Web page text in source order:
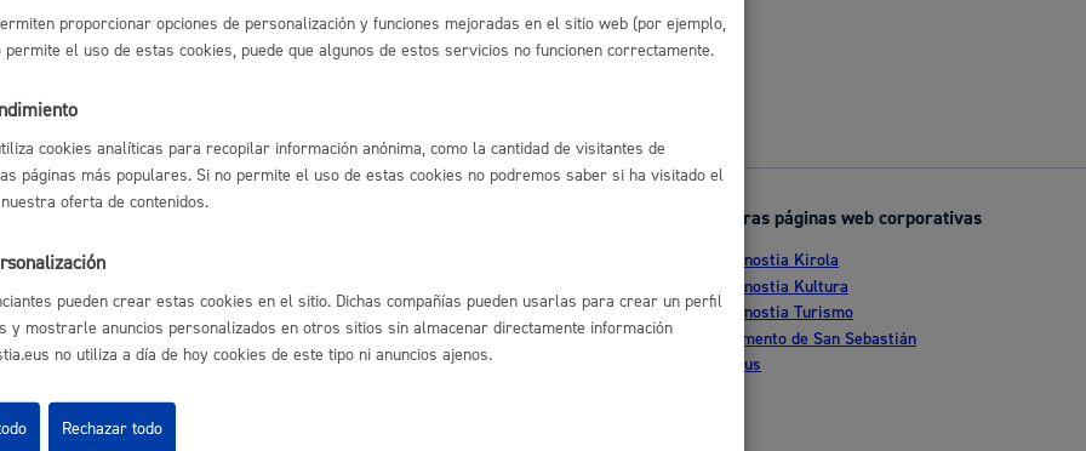
índice Volver atrás
Sede electrónica
Mapas - GeoDonostia
Sala de prensa
Otras páginas web corporativas
Donostia Kirola
Donostia Kultura
Donostia Turismo
Fomento de San Sebastián
Dbus
proporcionar opciones de personalización y funciones mejoradas en el sitio web (por ejemplo,
permite el uso de estas cookies, puede que algunos de estos servicios no funcionen correctamente.
cookies analíticas para recopilar información anónima, como la cantidad de visitantes de
páginas más populares. Si no permite el uso de estas cookies no podremos saber si ha visitado el
oferta de contenidos.
pueden crear estas cookies en el sitio. Dichas compañías pueden usarlas para crear un perfil
y mostrarle anuncios personalizados en otros sitios sin almacenar directamente información
no utiliza a día de hoy cookies de este tipo ni anuncios ajenos.
Rechazar todo